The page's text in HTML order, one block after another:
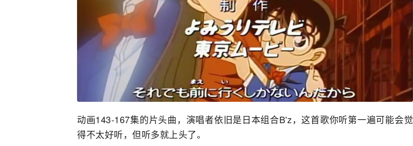
动画143-167集的片头曲，演唱者依旧是日本组合B'z，这首歌你听第一遍可能会觉
得不太好听，但听多就上头了。